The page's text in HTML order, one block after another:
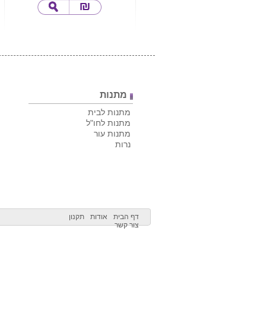
מתנות
מתנות לבית
מתנות לחו"ל
מתנות עור
נרות
דף הבית אודות
תקנון
צור קשר